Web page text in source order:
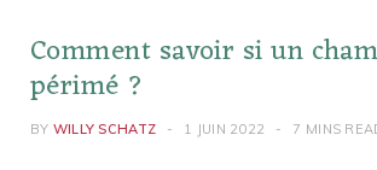
Comment savoir si un
périmé ?
BY WILLY SCHATZ 1 JUIN 2022 7 MINS